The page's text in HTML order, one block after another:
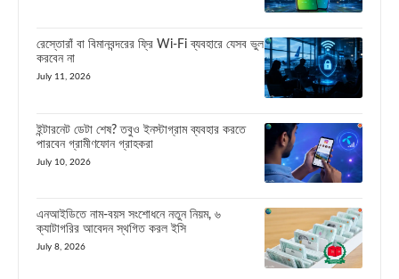
রেস্তোরাঁ বা বিমানবন্দরের ফ্রি Wi-Fi ব্যবহারে যেসব ভুল
করবেন না
July 11, 2026
ইন্টারনেট ডেটা শেষ? তবুও ইনস্টাগ্রাম ব্যবহার করতে
পারবেন গ্রামীণফোন গ্রাহকরা
July 10, 2026
এনআইডিতে নাম-বয়স সংশোধনে নতুন নিয়ম, ৬
ক্যাটাগরির আবেদন স্থগিত করল ইসি
July 8, 2026